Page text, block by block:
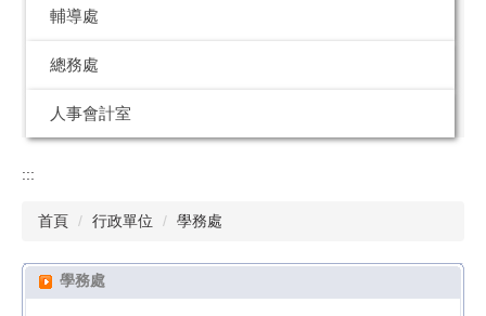
輔導處
總務處
人事會計室
:::
首頁 行政單位 學務處
學務處